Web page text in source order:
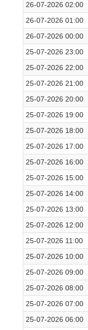
26-07-2026 02:00
26-07-2026 01:00
26-07-2026 00:00
25-07-2026 23:00
25-07-2026 22:00
25-07-2026 21:00
25-07-2026 20:00
25-07-2026 19:00
25-07-2026 18:00
25-07-2026 17:00
25-07-2026 16:00
25-07-2026 15:00
25-07-2026 14:00
25-07-2026 13:00
25-07-2026 12:00
25-07-2026 11:00
25-07-2026 10:00
25-07-2026 09:00
25-07-2026 08:00
25-07-2026 07:00
25-07-2026 06:00